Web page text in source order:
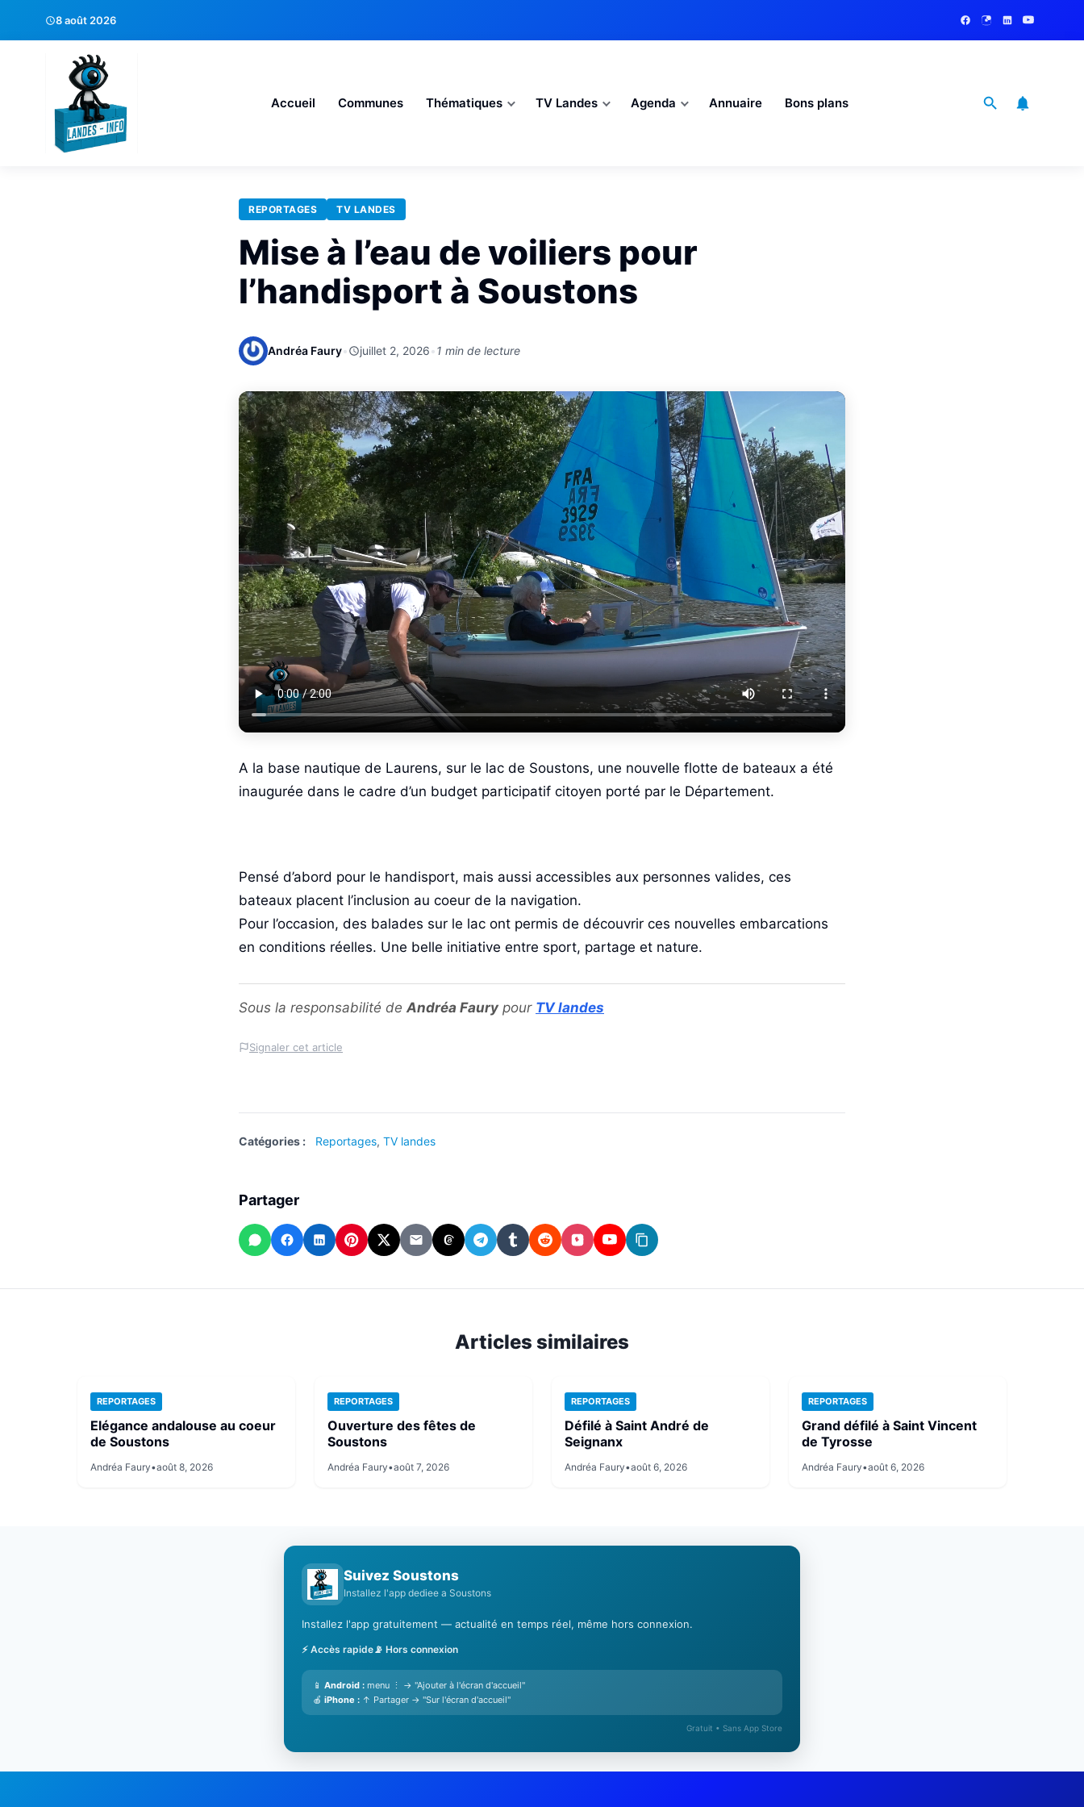
8 août 2026
Accueil Communes Thématiques TV Landes Agenda Annuaire Bons plans
REPORTAGES TV LANDES
Mise à l’eau de voiliers pour
l’handisport à Soustons
Andréa Faury• juillet 2, 2026•1 min de lecture
A la base nautique de Laurens, sur le lac de Soustons, une nouvelle flotte de bateaux a été
inaugurée dans le cadre d’un budget participatif citoyen porté par le Département.
Pensé d’abord pour le handisport, mais aussi accessibles aux personnes valides, ces
bateaux placent l’inclusion au coeur de la navigation.
Pour l’occasion, des balades sur le lac ont permis de découvrir ces nouvelles embarcations
en conditions réelles. Une belle initiative entre sport, partage et nature.
Sous la responsabilité de Andréa Faury pour TV landes
Signaler cet article
Catégories : Reportages, TV landes
Partager
WhatsAppFacebook
LinkedInPinterest
X
EmailThreadsTelegram
TumblrRedditInstagram
YouTubeCopier
lien
Articles similaires
REPORTAGES
Elégance andalouse au coeur
de Soustons
Andréa Faury•août 8, 2026
REPORTAGES
Ouverture des fêtes de
Soustons
Andréa Faury•août 7, 2026
REPORTAGES
Défilé à Saint André de
Seignanx
Andréa Faury•août 6, 2026
REPORTAGES
Grand défilé à Saint Vincent
de Tyrosse
Andréa Faury•août 6, 2026
Suivez Soustons
Installez l'app dediee a Soustons
Installez l'app gratuitement — actualité en temps réel, même hors connexion.
⚡ Accès rapide📡 Hors connexion
📱 Android : menu ⋮ → "Ajouter à l'écran d'accueil"
🍎 iPhone : ↑ Partager → "Sur l'écran d'accueil"
Gratuit • Sans App Store